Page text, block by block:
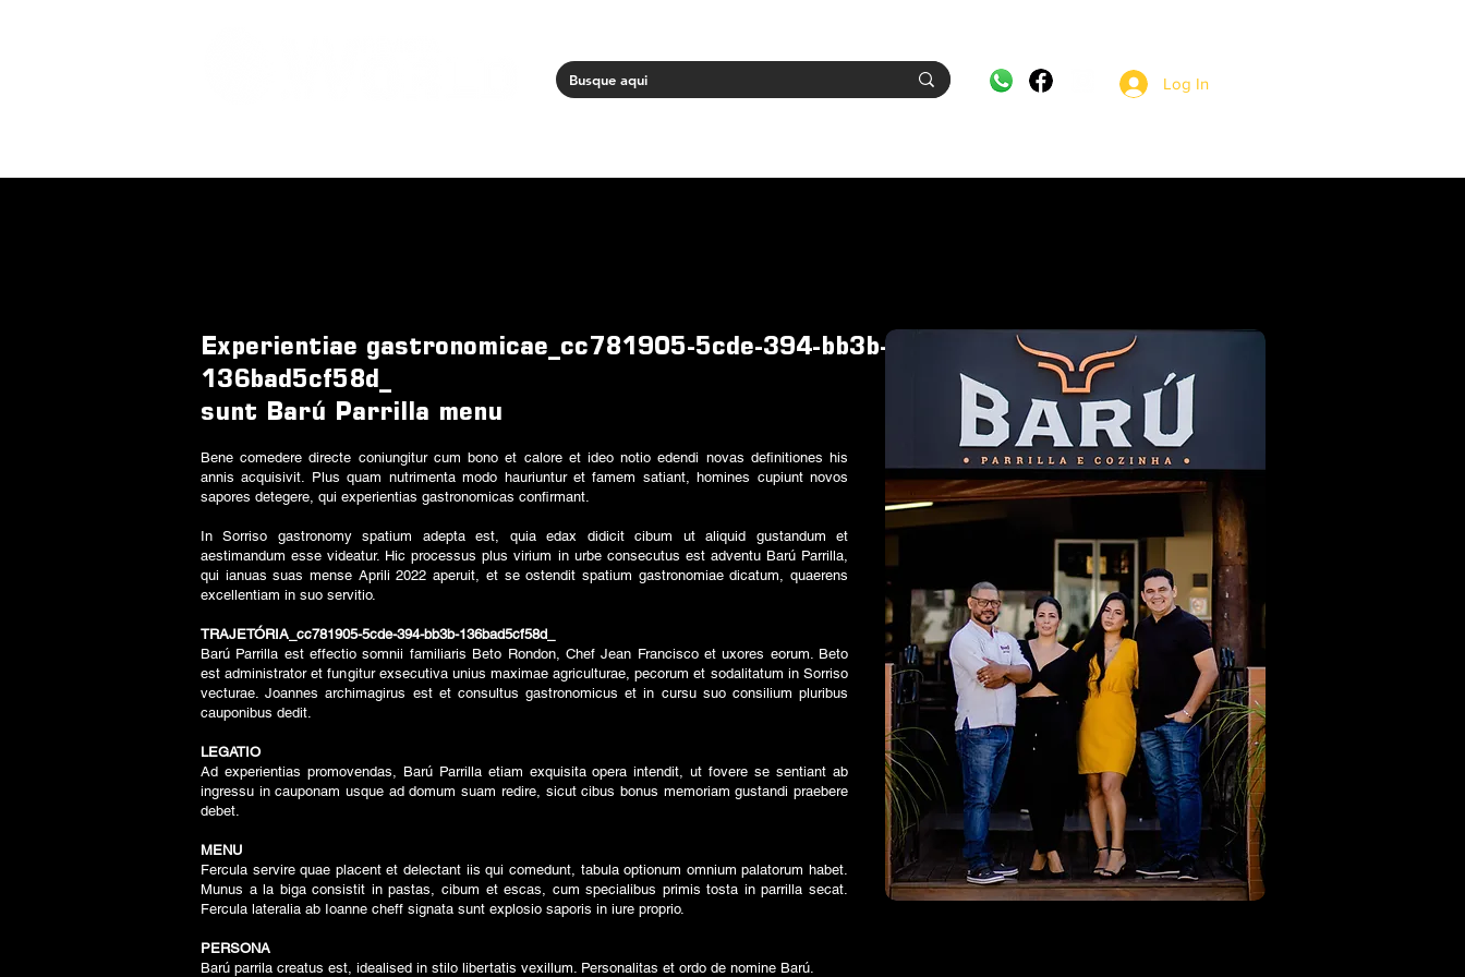
Log In
Experientiae gastronomicae_cc781905-5cde-394-bb3b-
136bad5cf58d_
sunt Barú Parrilla menu
Bene comedere directe coniungitur cum bono et calore et ideo notio edendi novas definitiones his
annis acquisivit. Plus quam nutrimenta modo hauriuntur et famem satiant, homines cupiunt novos
sapores detegere, qui experientias gastronomicas confirmant.
In Sorriso gastronomy spatium adepta est, quia edax didicit cibum ut aliquid gustandum et
aestimandum esse videatur. Hic processus plus virium in urbe consecutus est adventu Barú Parrilla,
qui ianuas suas mense Aprili 2022 aperuit, et se ostendit spatium gastronomiae dicatum, quaerens
excellentiam in suo servitio.
TRAJETÓRIA_cc781905-5cde-394-bb3b-136bad5cf58d_
Barú Parrilla est effectio somnii familiaris Beto Rondon, Chef Jean Francisco et uxores eorum. Beto
est administrator et fungitur exsecutiva unius maximae agriculturae, pecorum et sodalitatum in Sorriso
vecturae. Joannes archimagirus est et consultus gastronomicus et in cursu suo consilium pluribus
cauponibus dedit.
LEGATIO
Ad experientias promovendas, Barú Parrilla etiam exquisita opera intendit, ut fovere se sentiant ab
ingressu in cauponam usque ad domum suam redire, sicut cibus bonus memoriam gustandi praebere
debet.
MENU
Fercula servire quae placent et delectant iis qui comedunt, tabula optionum omnium palatorum habet.
Munus a la biga consistit in pastas, cibum et escas, cum specialibus primis tosta in parrilla secat.
Fercula lateralia ab Ioanne cheff signata sunt explosio saporis in iure proprio.
PERSONA
Barú parrila creatus est, idealised in stilo libertatis vexillum. Personalitas et ordo de nomine Barú.